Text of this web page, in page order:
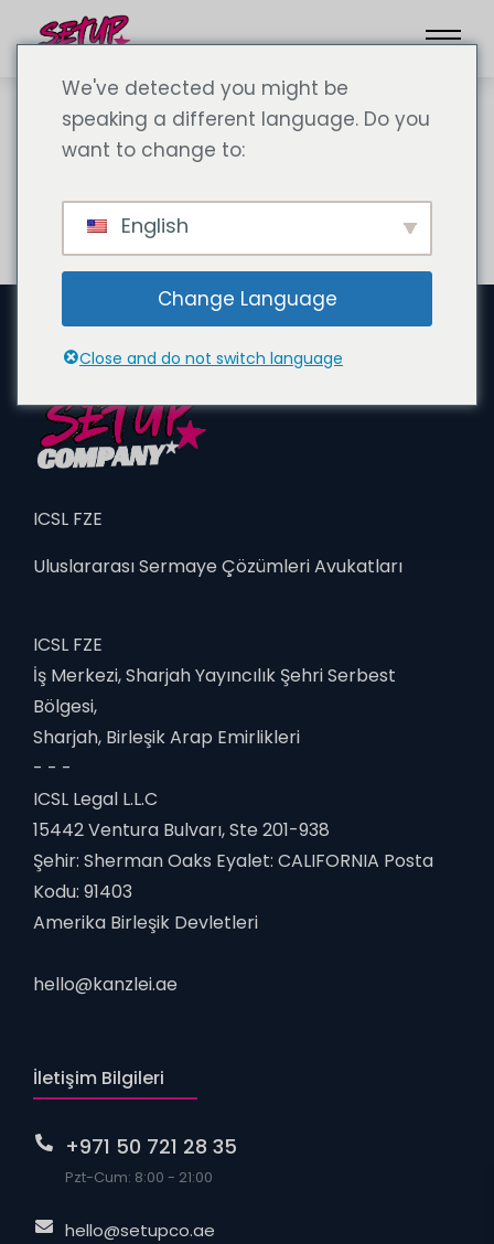
Çerez Direktifi (AB)
ICSL FZE
Uluslararası Sermaye Çözümleri Avukatları
ICSL FZE
İş Merkezi, Sharjah Yayıncılık Şehri Serbest
Bölgesi,
Sharjah, Birleşik Arap Emirlikleri
- - -
ICSL Legal L.L.C
15442 Ventura Bulvarı, Ste 201-938
Şehir: Sherman Oaks Eyalet: CALIFORNIA Posta
Kodu: 91403
Amerika Birleşik Devletleri
hello@kanzlei.ae
İletişim Bilgileri
+971 50 721 28 35
Pzt-Cum: 8:00 - 21:00
hello@setupco.ae
We've detected you might be
speaking a different language. Do you
want to change to:
English
Change Language
Close and do not switch language